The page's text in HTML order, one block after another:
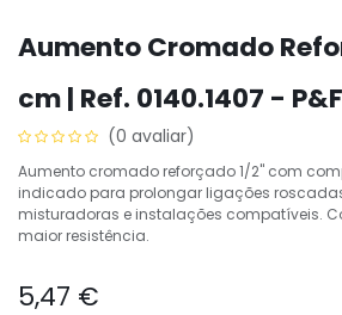
Aumento Cromado
cm | Ref. 0140.1407 -
(0 avaliar)
Aumento cromado reforçado 1/2" com
indicado para prolongar ligações
misturadoras e instalações compatíveis.
maior resistência.
5,47 €